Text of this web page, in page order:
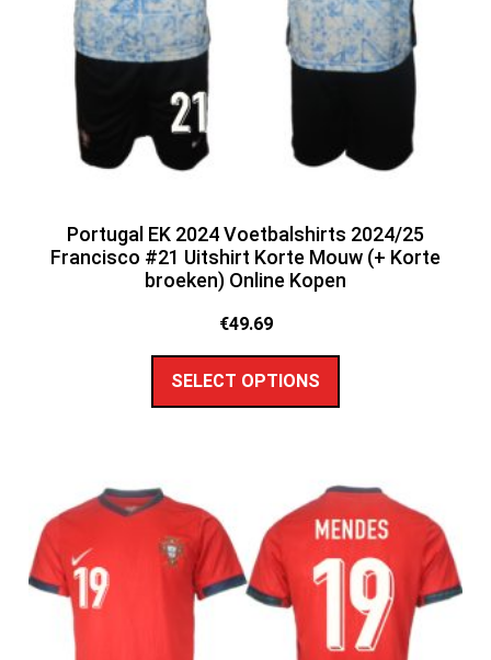
Portugal EK 2024 Voetbalshirts 2024/25
Francisco #21 Uitshirt Korte Mouw (+ Korte
broeken) Online Kopen
€49.69
SELECT OPTIONS